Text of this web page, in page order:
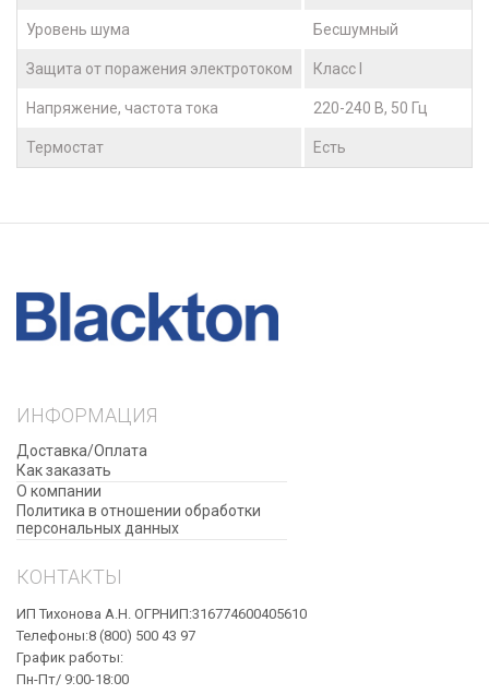
Уровень шума Бесшумный
Защита от поражения электротоком Класс I
Напряжение, частота тока 220-240 В, 50 Гц
Термостат Есть
ИНФОРМАЦИЯ
Доставка/Оплата
Как заказать
О компании
Политика в отношении обработки
персональных данных
КОНТАКТЫ
ИП Тихонова А.Н. ОГРНИП:316774600405610
Телефоны:8 (800) 500 43 97
График работы:
Пн-Пт/ 9:00-18:00